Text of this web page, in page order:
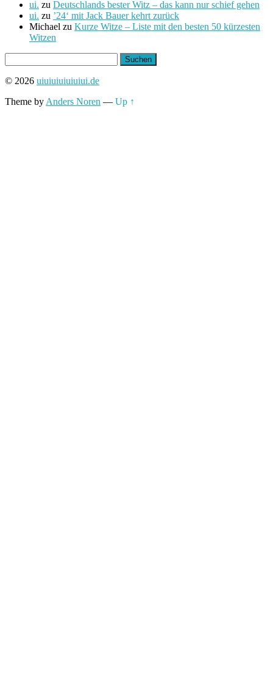
ui. zu Deutschlands bester Witz – das kann nur schief gehen
ui. zu ’24‘ mit Jack Bauer kehrt zurück
Michael zu Kurze Witze – Liste mit den besten 50 kürzesten
Witzen
nach:
© 2026 uiuiuiuiuiuiui.de
Theme by Anders Noren — Up ↑